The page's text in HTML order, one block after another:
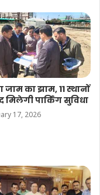
जाम का झाम, 11 स्थानों
मिलेगी पार्किंग सुविधा
17, 2026